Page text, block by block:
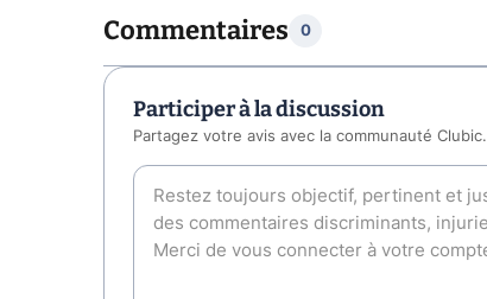
Commentaires 0
Participer à la discussion
Partagez votre avis avec la communauté Clubic.